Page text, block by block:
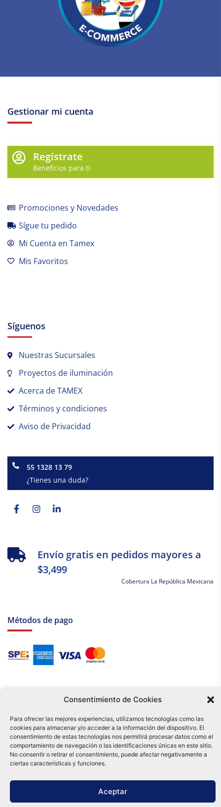
Consentimiento de Cookies
Para ofrecer las mejores experiencias, utilizamos tecnologías como las
cookies para almacenar y/o acceder a la información del dispositivo. El
consentimiento de estas tecnologías nos permitirá procesar datos como el
comportamiento de navegación o las identificaciones únicas en este sitio.
No consentir o retirar el consentimiento, puede afectar negativamente a
ciertas características y funciones.
Aceptar
Gestionar mi cuenta
Regístrate
Beneficios para tí
Promociones y Novedades
Sígue tu pedido
Mi Cuenta en Tamex
Mis Favoritos
Síguenos
Nuestras Sucursales
Proyectos de iluminación
Acerca de TAMEX
Términos y condiciones
Aviso de Privacidad
55 1328 13 79
¿Tienes una duda?
f
Envío gratis en pedidos mayores a
$3,499
Cobertura La República Mexicana
Métodos de pago
Tu compra es respaldada por nuestro certificado SSL y operada bajo las
mejores prácticas de seguridad.
Distribuidora Tamex - México
e-commerce